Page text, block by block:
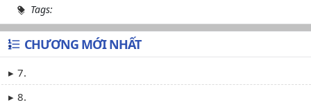
Tags:
CHƯƠNG MỚI NHẤT
7.
8.